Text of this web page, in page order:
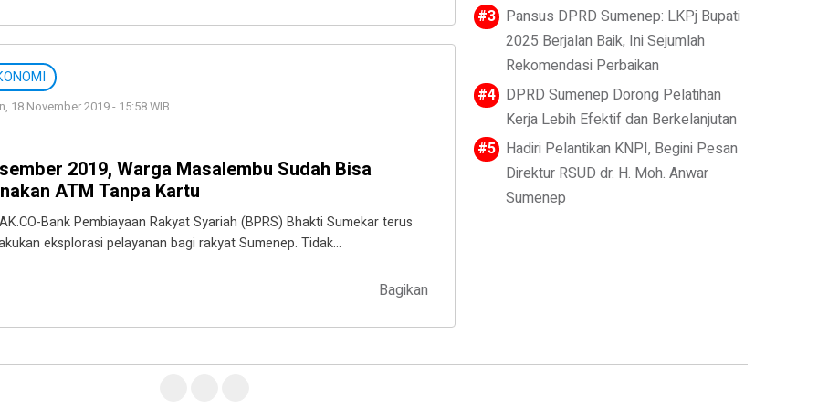
18 November 2019 - 15:58 WIB
2019, Warga Masalembu Sudah Bisa
ATM Tanpa Kartu
Bank Pembiayaan Rakyat Syariah (BPRS) Bhakti Sumekar terus
eksplorasi pelayanan bagi rakyat Sumenep. Tidak…
Bagikan
Pansus DPRD Sumenep: LKPj Bupati
2025 Berjalan Baik, Ini Sejumlah
Rekomendasi Perbaikan
DPRD Sumenep Dorong Pelatihan
Kerja Lebih Efektif dan Berkelanjutan
Hadiri Pelantikan KNPI, Begini Pesan
Direktur RSUD dr. H. Moh. Anwar
Sumenep